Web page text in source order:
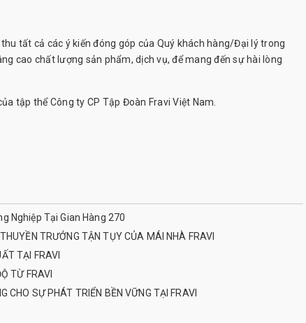
cả các ý kiến đóng góp của Quý khách hàng/Đại lý trong
cao chất lượng sản phẩm, dịch vụ, để mang đến sự hài lòng
thể Công ty CP Tập Đoàn Fravi Việt Nam.
Nghiệp Tại Gian Hàng 270
TRƯỞNG TẬN TỤY CỦA MÁI NHÀ FRAVI
TẠI FRAVI
TỪ FRAVI
CHO SỰ PHÁT TRIỂN BỀN VỮNG TẠI FRAVI